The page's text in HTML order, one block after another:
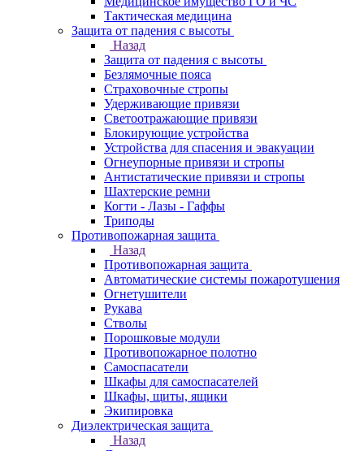
Тактическая медицина
Защита от падения с высоты
Назад
Защита от падения с высоты
Безлямочные пояса
Страховочные стропы
Удерживающие привязи
Светоотражающие привязи
Блокирующие устройства
Устройства для спасения и эвакуации
Огнеупорные привязи и стропы
Антистатические привязи и стропы
Шахтерские ремни
Когти - Лазы - Гаффы
Триподы
Противопожарная защита
Назад
Противопожарная защита
Автоматические системы пожаротушения
Огнетушители
Рукава
Стволы
Порошковые модули
Противопожарное полотно
Самоспасатели
Шкафы для самоспасателей
Шкафы, щиты, ящики
Экипировка
Диэлектрическая защита
Назад